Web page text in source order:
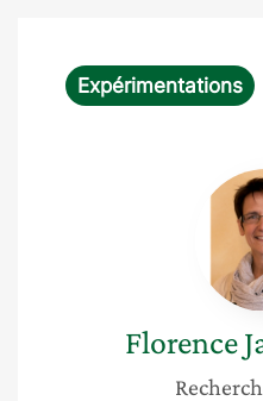
Expérimentations
Florence